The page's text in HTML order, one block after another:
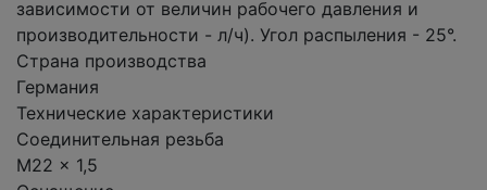
зависимости от величин рабочего давления и
производительности - л/ч). Угол распыления - 25°.
Страна производства
Германия
Технические характеристики
Соединительная резьба
M22 x 1,5